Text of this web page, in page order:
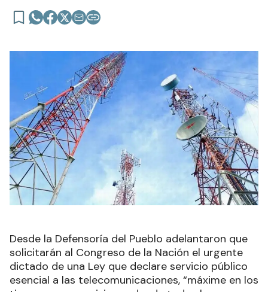
Desde la Defensoría del Pueblo adelantaron que
solicitarán al Congreso de la Nación el urgente
dictado de una Ley que declare servicio público
esencial a las telecomunicaciones, “máxime en los